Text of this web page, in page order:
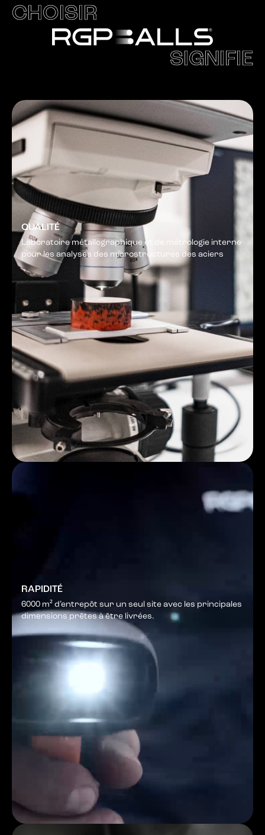
CHOISIR
SIGNIFIE
QUALITÉ
Laboratoire métallographique et de métrologie interne
pour les analyses des microstructures des aciers
RAPIDITÉ
6000 m² d’entrepôt sur un seul site avec les principales
dimensions prêtes à être livrées.